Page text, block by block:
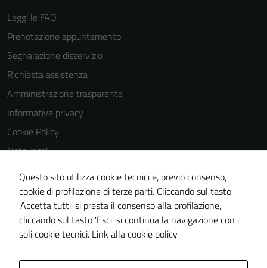
Leggi le FAQ
Prenotazione appuntamento
Segnalazione disservizio
Richiesta assistenza
Amministrazione trasparente
Informativa privacy
Cookie Policy
Note legali
Obiettivi di accessibilità
Dichiarazione di accessibilità
Piano di miglioramento del sito
Whistleblowing
Questo sito utilizza cookie tecnici e, previo consenso,
cookie di profilazione di terze parti. Cliccando sul tasto
'Accetta tutti' si presta il consenso alla profilazione,
cliccando sul tasto 'Esci' si continua la navigazione con i
soli cookie tecnici. Link alla cookie policy
peggiore la
la fruizione
delle
funzionalità
del sito.
Experience